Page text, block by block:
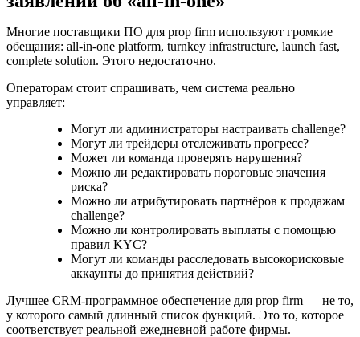
Многие поставщики ПО для prop firm используют громкие
обещания: all-in-one platform, turnkey infrastructure, launch fast,
complete solution. Этого недостаточно.
Операторам стоит спрашивать, чем система реально
управляет:
Могут ли администраторы настраивать challenge?
Могут ли трейдеры отслеживать прогресс?
Может ли команда проверять нарушения?
Можно ли редактировать пороговые значения
риска?
Можно ли атрибутировать партнёров к продажам
challenge?
Можно ли контролировать выплаты с помощью
правил KYC?
Могут ли команды расследовать высокорисковые
аккаунты до принятия действий?
Лучшее CRM-программное обеспечение для prop firm — не то,
у которого самый длинный список функций. Это то, которое
соответствует реальной ежедневной работе фирмы.